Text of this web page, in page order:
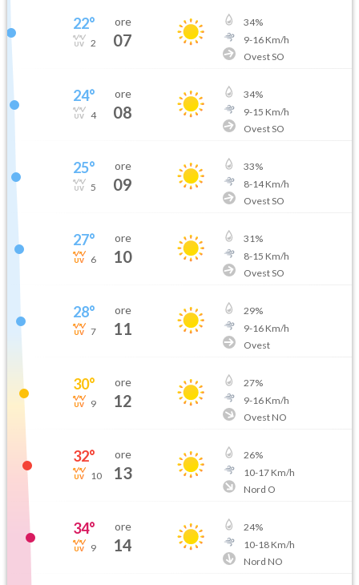
22°
2
ore
07
34%
9-16Km/h
Ovest SO
24°
4
ore
08
34%
9-15 Km/h
Ovest SO
25°
5
ore
09
33%
8-14Km/h
Ovest SO
27°
6
ore
10
31%
8-15 Km/h
Ovest SO
28°
7
ore
11
29%
9-16Km/h
Ovest
30°
9
ore
12
27%
9-16Km/h
Ovest NO
32°
10
ore
13
26%
10-17Km/h
Nord O
34°
9
ore
14
24%
10-18Km/h
Nord NO